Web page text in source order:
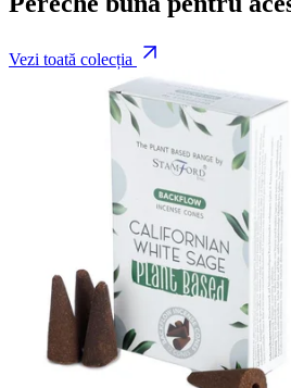
Vezi toată colecția